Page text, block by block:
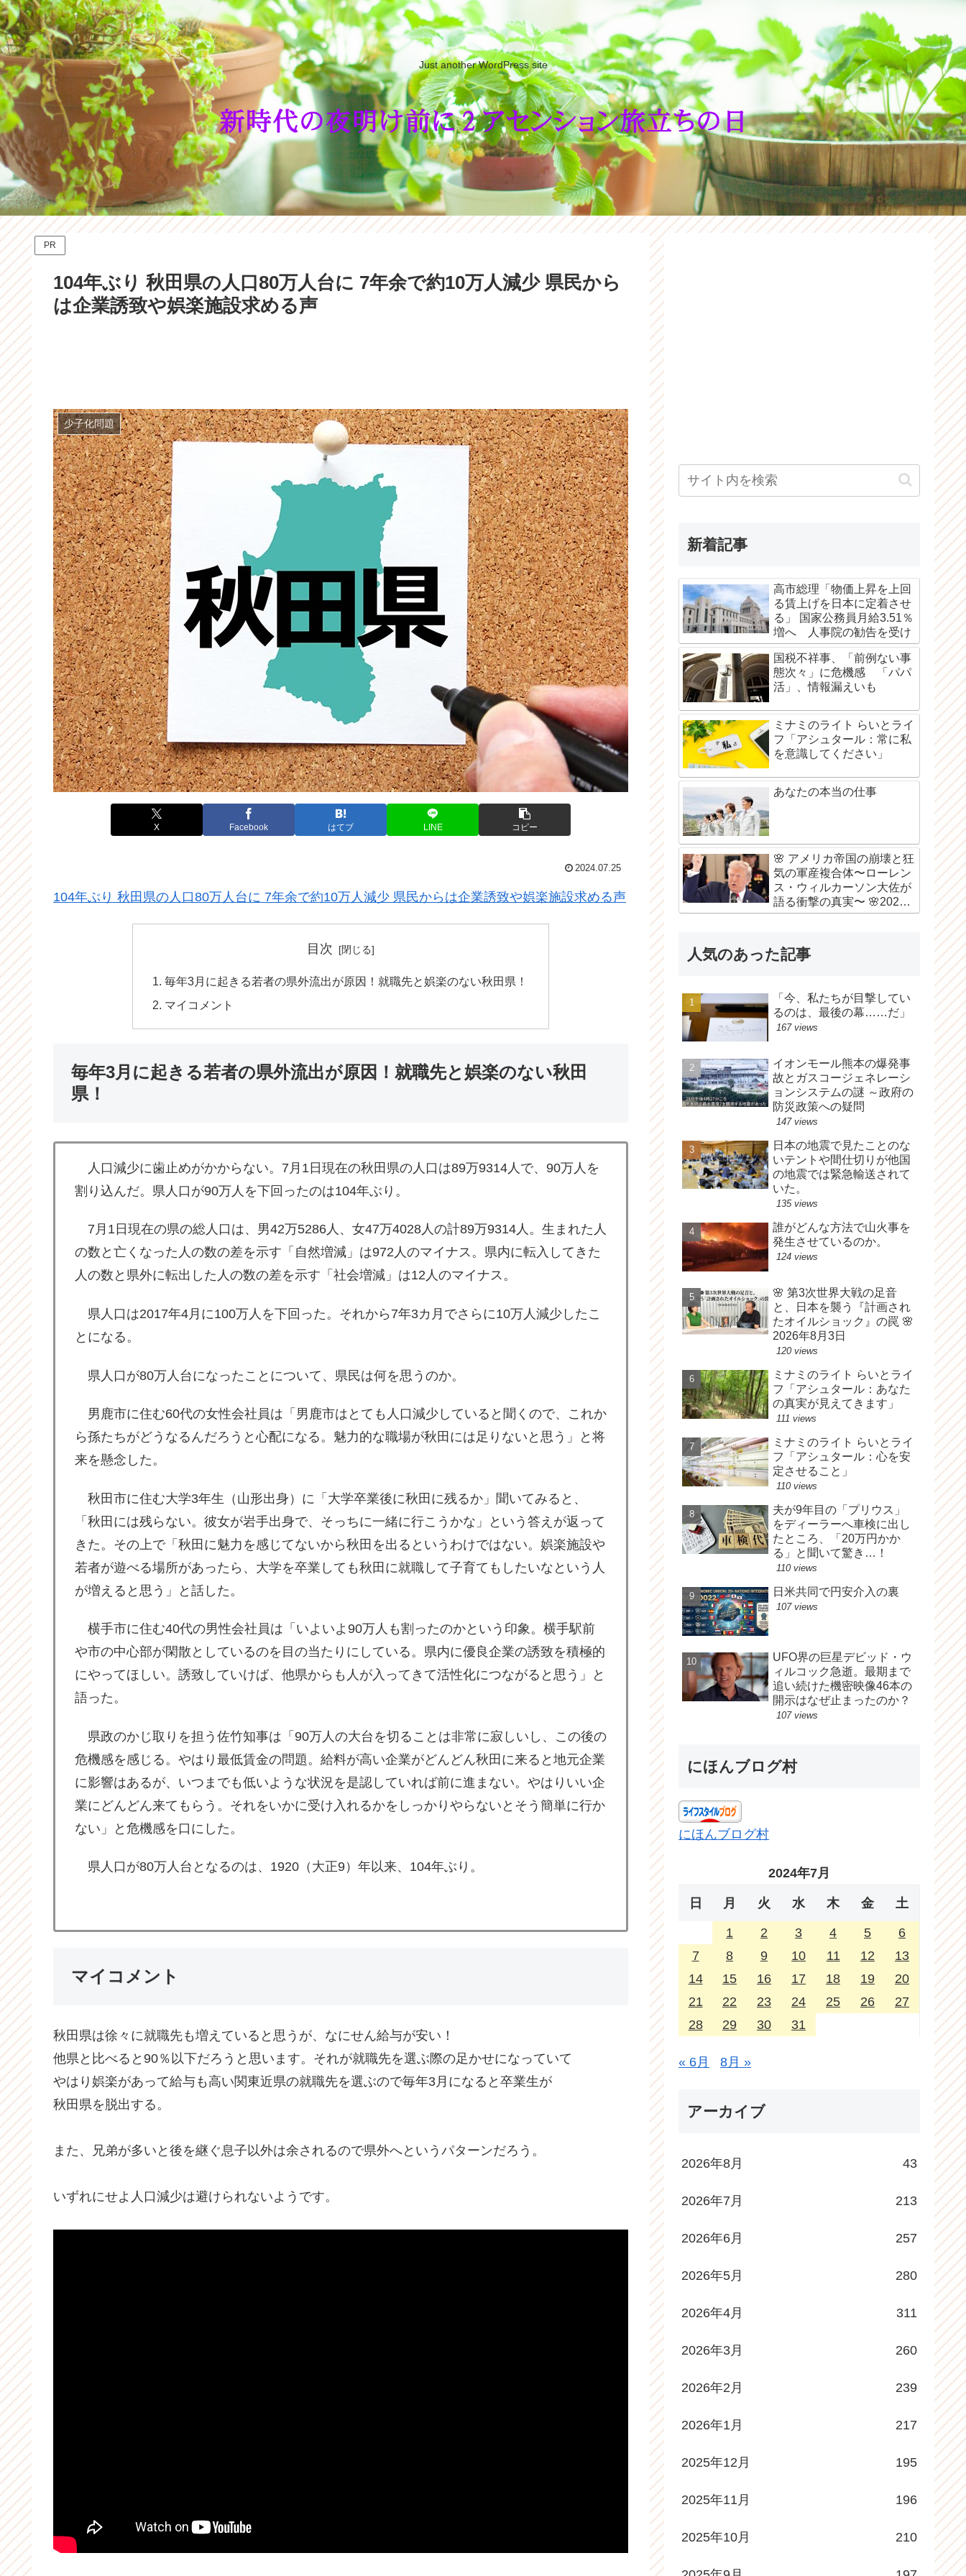
Just another WordPress site
PR
104年ぶり 秋田県の人口80万人台に 7年余で約10万人減少 県民から
は企業誘致や娯楽施設求める声
少子化問題
X Facebook はてブ LINE コピー
2024.07.25
104年ぶり 秋田県の人口80万人台に 7年余で約10万人減少 県民からは企業誘致や娯楽施設求める声
目次
毎年3月に起きる若者の県外流出が原因！就職先と娯楽のない秋田県！
マイコメント
毎年3月に起きる若者の県外流出が原因！就職先と娯楽のない秋田
県！
人口減少に歯止めがかからない。7月1日現在の秋田県の人口は89万9314人で、90万人を
割り込んだ。県人口が90万人を下回ったのは104年ぶり。
7月1日現在の県の総人口は、男42万5286人、女47万4028人の計89万9314人。生まれた人
の数と亡くなった人の数の差を示す「自然増減」は972人のマイナス。県内に転入してきた
人の数と県外に転出した人の数の差を示す「社会増減」は12人のマイナス。
県人口は2017年4月に100万人を下回った。それから7年3カ月でさらに10万人減少したこ
とになる。
県人口が80万人台になったことについて、県民は何を思うのか。
男鹿市に住む60代の女性会社員は「男鹿市はとても人口減少していると聞くので、これか
ら孫たちがどうなるんだろうと心配になる。魅力的な職場が秋田には足りないと思う」と将
来を懸念した。
秋田市に住む大学3年生（山形出身）に「大学卒業後に秋田に残るか」聞いてみると、
「秋田には残らない。彼女が岩手出身で、そっちに一緒に行こうかな」という答えが返って
きた。その上で「秋田に魅力を感じてないから秋田を出るというわけではない。娯楽施設や
若者が遊べる場所があったら、大学を卒業しても秋田に就職して子育てもしたいなという人
が増えると思う」と話した。
横手市に住む40代の男性会社員は「いよいよ90万人も割ったのかという印象。横手駅前
や市の中心部が閑散としているのを目の当たりにしている。県内に優良企業の誘致を積極的
にやってほしい。誘致していけば、他県からも人が入ってきて活性化につながると思う」と
語った。
県政のかじ取りを担う佐竹知事は「90万人の大台を切ることは非常に寂しいし、この後の
危機感を感じる。やはり最低賃金の問題。給料が高い企業がどんどん秋田に来ると地元企業
に影響はあるが、いつまでも低いような状況を是認していれば前に進まない。やはりいい企
業にどんどん来てもらう。それをいかに受け入れるかをしっかりやらないとそう簡単に行か
ない」と危機感を口にした。
県人口が80万人台となるのは、1920（大正9）年以来、104年ぶり。
マイコメント
秋田県は徐々に就職先も増えていると思うが、なにせん給与が安い！
他県と比べると90％以下だろうと思います。それが就職先を選ぶ際の足かせになっていて
やはり娯楽があって給与も高い関東近県の就職先を選ぶので毎年3月になると卒業生が
秋田県を脱出する。
また、兄弟が多いと後を継ぐ息子以外は余されるので県外へというパターンだろう。
いずれにせよ人口減少は避けられないようです。
新着記事
高市総理「物価上昇を上回
る賃上げを日本に定着させ
る」 国家公務員月給3.51％
増へ 人事院の勧告を受け
国税不祥事、「前例ない事
態次々」に危機感 「パパ
活」、情報漏えいも
ミナミのライト らいとライ
フ「アシュタール：常に私
を意識してください」
あなたの本当の仕事
🌸 アメリカ帝国の崩壊と狂
気の軍産複合体〜ローレン
ス・ウィルカーソン大佐が
語る衝撃の真実〜 🌸2026
年8月6日
人気のあった記事
「今、私たちが目撃してい
るのは、最後の幕……だ」
167 views
イオンモール熊本の爆発事
故とガスコージェネレーシ
ョンシステムの謎 ～政府の
防災政策への疑問
147 views
日本の地震で見たことのな
いテントや間仕切りが他国
の地震では緊急輸送されて
いた。
135 views
誰がどんな方法で山火事を
発生させているのか。
124 views
🌸 第3次世界大戦の足音
と、日本を襲う『計画され
たオイルショック』の罠 🌸
2026年8月3日
120 views
ミナミのライト らいとライ
フ「アシュタール：あなた
の真実が見えてきます」
111 views
ミナミのライト らいとライ
フ「アシュタール：心を安
定させること」
110 views
夫が9年目の「プリウス」
をディーラーへ車検に出し
たところ、「20万円かか
る」と聞いて驚き…！
110 views
日米共同で円安介入の裏
107 views
UFO界の巨星デビッド・ウ
ィルコック急逝。最期まで
追い続けた機密映像46本の
開示はなぜ止まったのか？
107 views
にほんブログ村
にほんブログ村
2024年7月
日 月 火 水 木 金 土
1 2 3 4 5
6
7
8 9 10 11 12
13
14
15 16 17 18 19
20
21
22 23 24 25 26
27
28
29 30 31
« 6月 8月 »
アーカイブ
2026年8月 43
2026年7月 213
2026年6月 257
2026年5月 280
2026年4月 311
2026年3月 260
2026年2月 239
2026年1月 217
2025年12月 195
2025年11月 196
2025年10月 210